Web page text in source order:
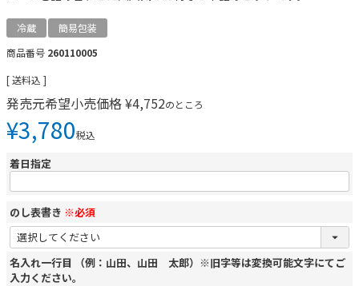
冷蔵
簡易包装
商品番号 260110005
送料込
発売元希望小売価格¥4,752のところ
¥3,780税込
着日指定
のし表書き ※必須
名入れ一行目 （例：山田、山田 太郎）※旧字等は変換可能文字にてご
入力ください。